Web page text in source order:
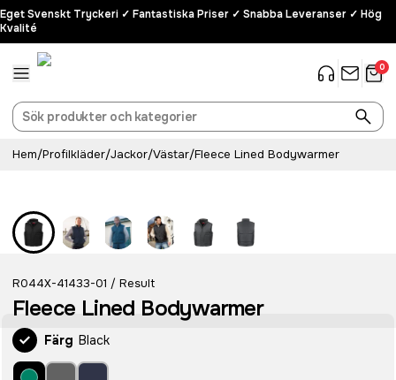
Eget Svenskt Tryckeri ✓ Fantastiska Priser ✓ Snabba Leveranser ✓ Hög
Kvalité
0
Hem/Profilkläder/Jackor/Västar/Fleece Lined Bodywarmer
R044X-41433-01 / Result
Fleece Lined Bodywarmer
Färg Black